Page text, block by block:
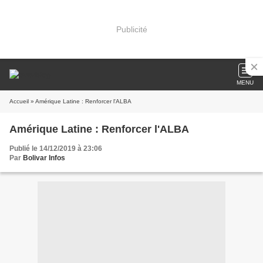
Publicité
MENU
Accueil » Amérique Latine : Renforcer l'ALBA
Amérique Latine : Renforcer l'ALBA
Publié le 14/12/2019 à 23:06
Par Bolivar Infos